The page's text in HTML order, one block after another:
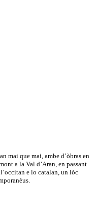
mai que mai, ambe d’òbras en
a la Val d’Aran, en passant
e lo catalan, un lòc